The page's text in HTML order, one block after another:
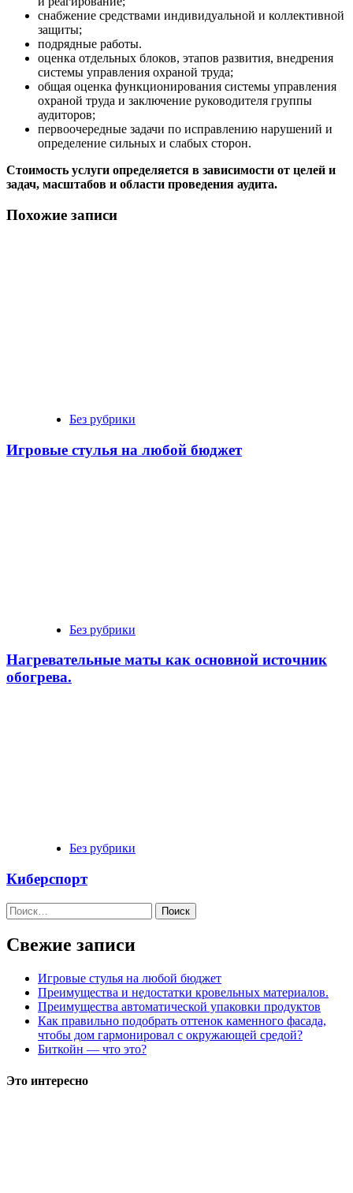
снабжение средствами индивидуальной и коллективной
защиты;
подрядные работы.
оценка отдельных блоков, этапов развития, внедрения
системы управления охраной труда;
общая оценка функционирования системы управления
охраной труда и заключение руководителя группы
аудиторов;
первоочередные задачи по исправлению нарушений и
определение сильных и слабых сторон.
Стоимость услуги определяется в зависимости от целей и
задач, масштабов и области проведения аудита.
Похожие записи
Без рубрики
Игровые стулья на любой бюджет
Без рубрики
Нагревательные маты как основной источник
обогрева.
Без рубрики
Киберспорт
Найти:
Свежие записи
Игровые стулья на любой бюджет
Преимущества и недостатки кровельных материалов.
Преимущества автоматической упаковки продуктов
Как правильно подобрать оттенок каменного фасада,
чтобы дом гармонировал с окружающей средой?
Биткойн — что это?
Это интересно